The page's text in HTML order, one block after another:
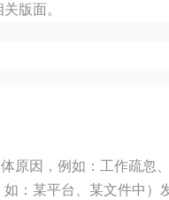
版面。
原因，例如：工作疏忽
：某平台、某文件中）